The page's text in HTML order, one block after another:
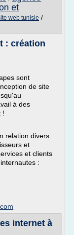
et
web tunisie /
: création
sont
de site
à des
!
relation divers
et
et clients
:
internet à